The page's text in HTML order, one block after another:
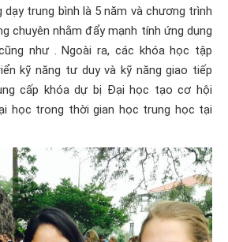
dạy trung bình là 5 năm và chương trình
chuyên nhằm đẩy mạnh tính ứng dụng
như . Ngoài ra, các khóa học tập
kỹ năng tư duy và kỹ năng giao tiếp
cấp khóa dự bị Đại học tạo cơ hội
học trong thời gian học trung học tại